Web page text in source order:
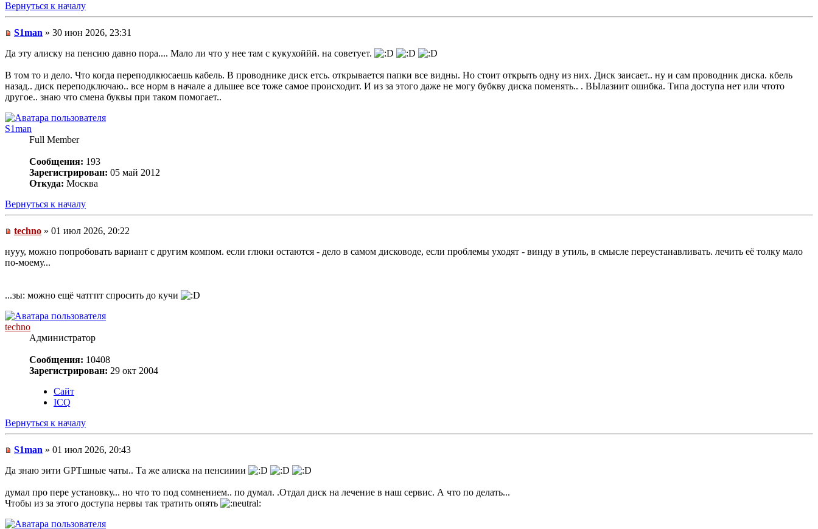
Вернуться к началу
S1man » 30 июн 2026, 23:31
Да эту алиску на пенсию давно пора.... Мало ли что у нее там с кукухоййй. на советует.
В том то и дело. Что когда переподлкюсаешь кабель. В проводнике диск етсь. открывается папки все видны. Но стоит открыть одну из них. Диск заисает.. ну и сам проводник диска. кбель
назад.. диск переподключаю.. все норм в начале а дльшее все тоже самое происходит. И из за этого даже не могу бубкву диска поменять.. . ВЫлазиит ошибка. Типа доступа нет или чтото
другое.. знаю что смена буквы при таком помогает..
S1man
Full Member
Сообщения: 193
Зарегистрирован: 05 май 2012
Откуда: Москва
Вернуться к началу
techno » 01 июл 2026, 20:22
нууу, можно попробовать вариант с другим компом. если глюки остаются - дело в самом дисководе, если проблемы уходят - винду в утиль, в смысле переустанавливать. лечить её толку мало
по-моему...
...зы: можно ещё чатгпт спросить до кучи
techno
Администратор
Сообщения: 10408
Зарегистрирован: 29 окт 2004
Сайт
ICQ
Вернуться к началу
S1man » 01 июл 2026, 20:43
Да знаю эити GPTшные чаты.. Та же алиска на пенсииии
думал про пере установку... но что то под сомнением.. по думал. .Отдал диск на лечение в наш сервис. А что по делать...
Чтобы из за этого доступа нервы так тратить опять